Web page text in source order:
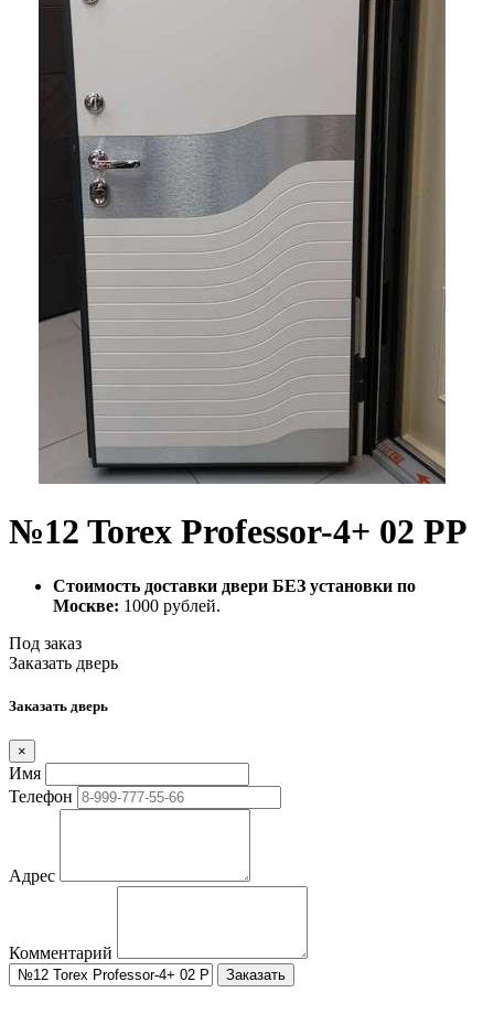
№12 Torex Professor-4+ 02 PP
Стоимость доставки двери БЕЗ установки по
Москве: 1000 рублей.
Под заказ
Заказать дверь
Заказать дверь
×
Имя
Телефон
Адрес
Комментарий
Заказать